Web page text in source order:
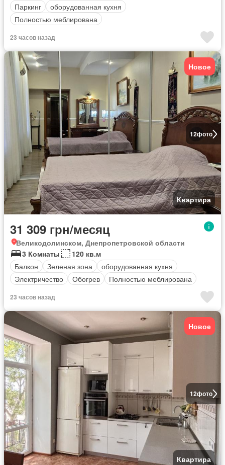
Паркинг
оборудованная кухня
Полностью меблирована
23 часов назад
12фото
Новое
Квартира
31 309 грн/месяц
Великодолинском, Днепропетровской области
3 Комнаты
120 кв.м
Балкон
Зеленая зона
оборудованная кухня
Электричество
Обогрев Полностью меблирована
23 часов назад
12фото
Новое
Квартира